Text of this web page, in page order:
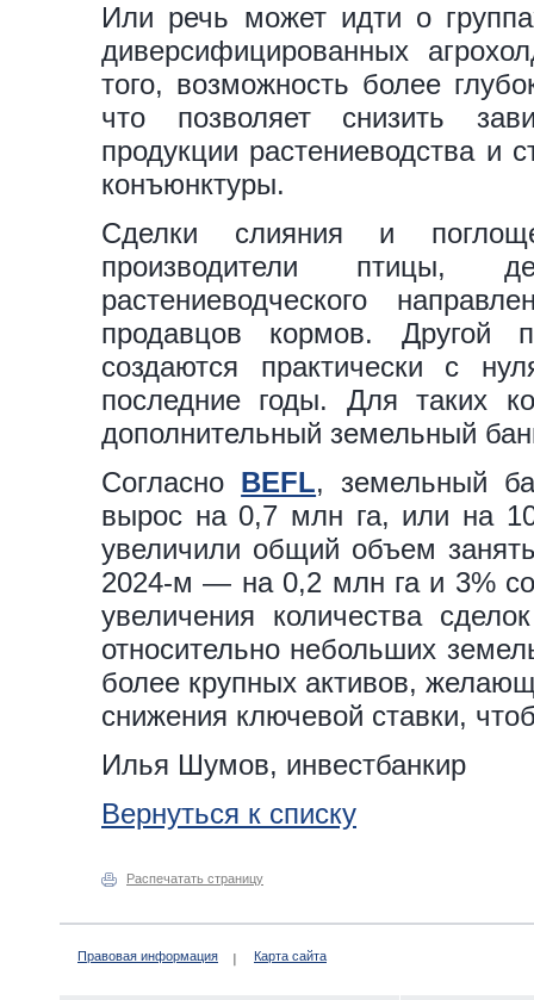
Или речь может идти о
диверсифицированных
того, возможность более
что позволяет снизить
продукции растениеводства
конъюнктуры.
Сделки слияния и
производители птицы,
растениеводческого
продавцов кормов. Другой
создаются практически с
последние годы. Для таких
дополнительный земельный
Согласно BEFL, земельный
вырос на 0,7 млн га, или на
увеличили общий объем
2024-м — на 0,2 млн га и 3%
увеличения количества
относительно небольших
более крупных активов,
снижения ключевой ставки,
Илья Шумов, инвестбанкир
Вернуться к списку
Распечатать страницу
Правовая информация Карта сайта